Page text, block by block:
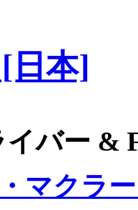
日本]
イバー &
マクラ